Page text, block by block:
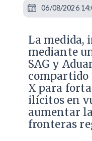
La medida,
mediante
SAG y
compartido
X para
ilícitos en
aumentar
fronteras
06/08/2026